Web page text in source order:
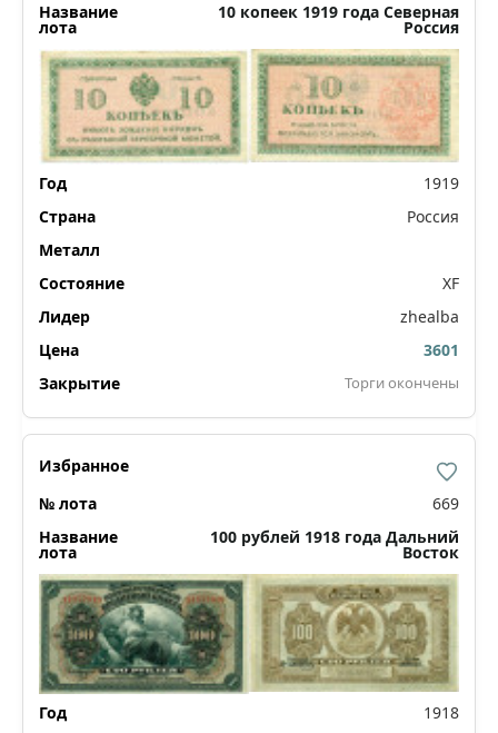
10 копеек 1919 года Северная
Россия
1919
Россия
XF
zhealba
3601
Торги окончены
669
100 рублей 1918 года Дальний
Восток
1918